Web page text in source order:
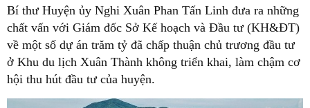
Bí thư Huyện ủy Nghi Xuân Phan Tấn Linh đưa ra những
chất vấn với Giám đốc Sở Kế hoạch và Đầu tư (KH&ĐT)
về một số dự án trăm tỷ đã chấp thuận chủ trương đầu tư
ở Khu du lịch Xuân Thành không triển khai, làm chậm cơ
hội thu hút đầu tư của huyện.